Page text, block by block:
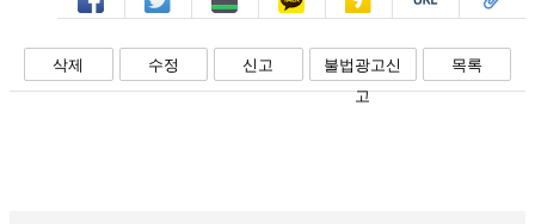
페북 트윗 밴드 카톡 카스 복사 스크랩
삭제 수정 신고
불법광고신
고
목록